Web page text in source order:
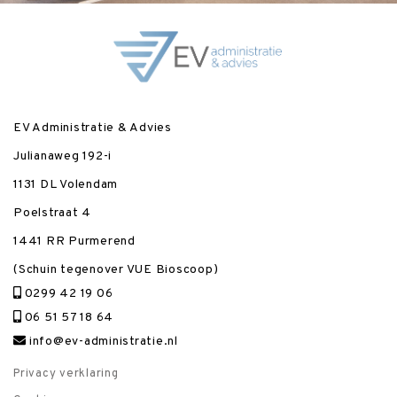
EV Administratie & Advies
Julianaweg 192-i
1131 DL Volendam
Poelstraat 4
1441 RR Purmerend
(Schuin tegenover VUE Bioscoop)
0299 42 19 06
06 51 57 18 64
info@ev-administratie.nl
Privacy verklaring